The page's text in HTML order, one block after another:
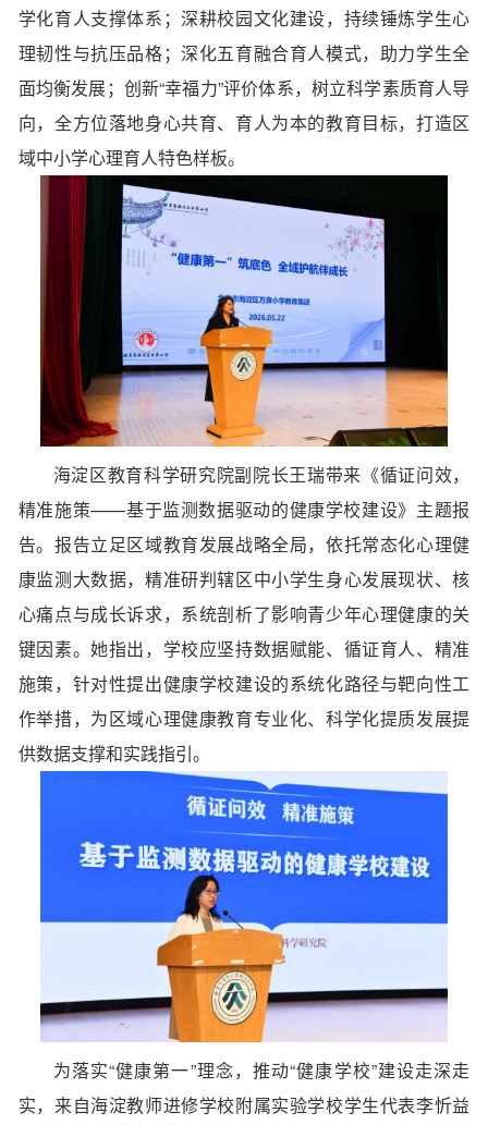
学化育人支撑体系；深耕校园文化建设，持续锤炼学生心
理韧性与抗压品格；深化五育融合育人模式，助力学生全
面均衡发展；创新“幸福力”评价体系，树立科学素质育人导
向，全方位落地身心共育、育人为本的教育目标，打造区
域中小学心理育人特色样板。
海淀区教育科学研究院副院长王瑞带来《循证问效，
精准施策——基于监测数据驱动的健康学校建设》主题报
告。报告立足区域教育发展战略全局，依托常态化心理健
康监测大数据，精准研判辖区中小学生身心发展现状、核
心痛点与成长诉求，系统剖析了影响青少年心理健康的关
键因素。她指出，学校应坚持数据赋能、循证育人、精准
施策，针对性提出健康学校建设的系统化路径与靶向性工
作举措，为区域心理健康教育专业化、科学化提质发展提
供数据支撑和实践指引。
为落实“健康第一”理念，推动“健康学校”建设走深走
实，来自海淀教师进修学校附属实验学校学生代表李忻益